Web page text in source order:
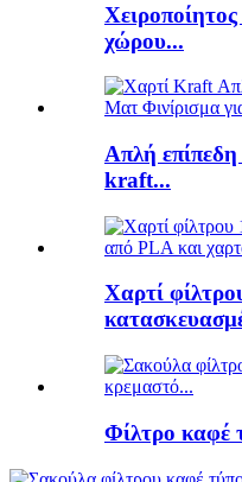
χώρου...
Απλή
kraft...
Χαρτί
Φίλτρο καφέ